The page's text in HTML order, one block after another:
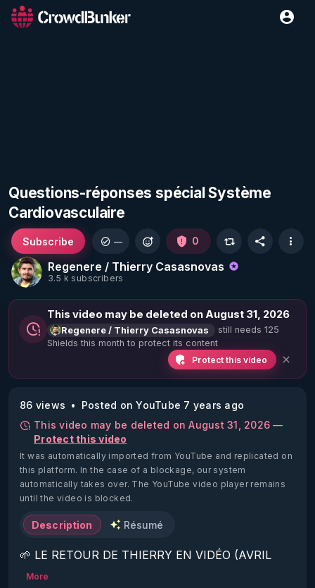
Questions-réponses spécial Système
Cardiovasculaire
Regenere / Thierry Casasnovas
3.5 k subscribers
Subscribe — 0
This video may be deleted on August 31, 2026
Regenere / Thierry Casasnovas
still needs 125
Shields this month to protect its content
Protect this video
86 views
Posted on YouTube 7 years ago
This video may be deleted on August 31, 2026 —
Protect this video
It was automatically imported from YouTube and replicated on
this platform. In the case of a blockage, our system
automatically takes over. The YouTube video player remains
until the video is blocked.
Description Résumé
🌱 LE RETOUR DE THIERRY EN VIDÉO (AVRIL
2022)!
More